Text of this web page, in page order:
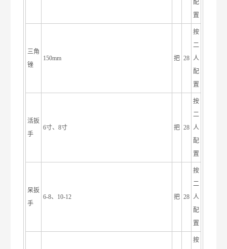
配
置
三角
锉
150mm 把 28
按
二
人
配
置
活扳
手
6寸、8寸 把 28
按
二
人
配
置
呆扳
手
6-8、10-12 把 28
按
二
人
配
置
按